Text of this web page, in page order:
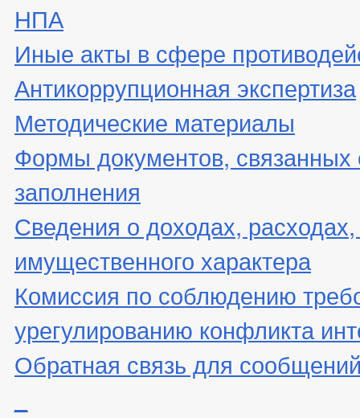
НПА
Иные акты в сфере
Антикоррупционная экспертиза
Методические материалы
Формы документов, связанных
заполнения
Сведения о доходах,
имущественного характера
Комиссия по соблюдению
урегулированию конфликта
Обратная связь для